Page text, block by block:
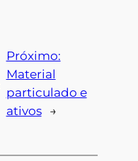
Próximo:
Material
particulado e
ativos
→